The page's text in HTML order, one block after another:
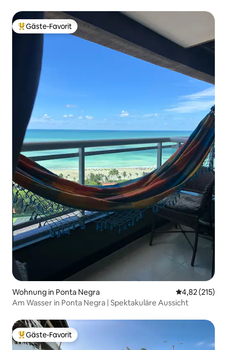
Beliebter Gäste-Favorit.
Gäste-Favorit
Wohnung in Ponta Negra
4,82 (215)
Am Wasser in Ponta Negra | Spektakuläre Aussicht
Beliebter Gäste-Favorit.
Gäste-Favorit